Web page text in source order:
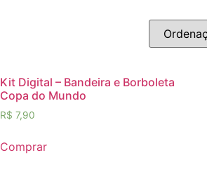
Kit Digital – Bandeira e Borboleta
Copa do Mundo
R$ 7,90
Comprar